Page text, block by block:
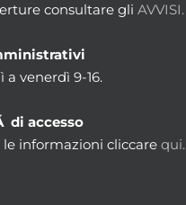
consultare gli AVVISI.
a venerdì 9-16.
di accesso
informazioni cliccare qui.